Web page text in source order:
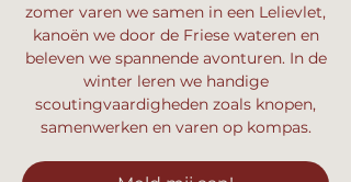
zomer varen we samen in een Lelievlet,
kanoën we door de Friese wateren en
beleven we spannende avonturen. In de
winter leren we handige
scoutingvaardigheden zoals knopen,
samenwerken en varen op kompas.